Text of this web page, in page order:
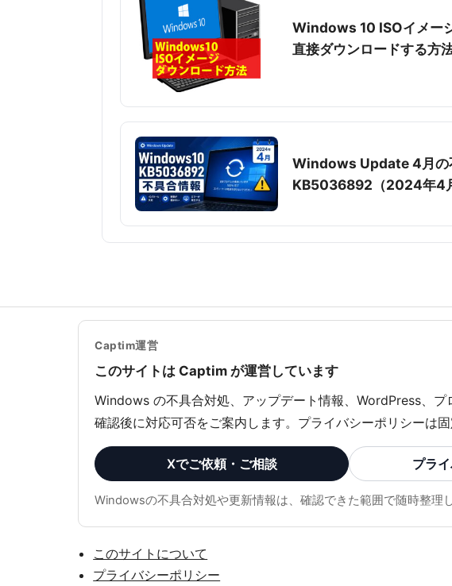
Windows 10 ISOイメー
直接ダウンロードする方
Windows Update 4月の
KB5036892（2024年4
Captim運営
このサイトは Captim が運営しています
Windows の不具合対処、アップデート情報、WordPress、
確認後に対応可否をご案内します。プライバシーポリシーは固
Xでご依頼・ご相談 プラ
Windowsの不具合対処や更新情報は、確認できた範囲で随時整理
このサイトについて
プライバシーポリシー